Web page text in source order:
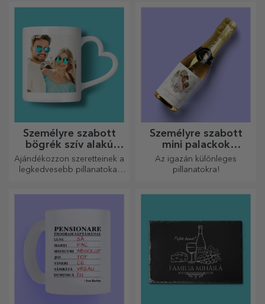
Személyre szabott
bögrék szív alakú
fogantyúval
Ajándékozzon szeretteinek a
legkedvesebb pillanatokat
Személyre szabott
mini palackok
pezsgővel
Az igazán különleges
pillanatokra!